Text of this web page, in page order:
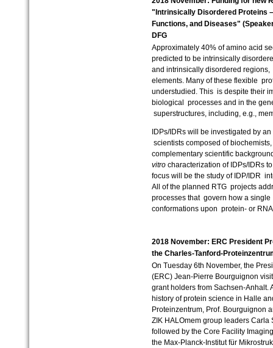
"Intrinsically Disordered Proteins
Functions, and Diseases"
DFG
Approximately 40% of amino acid
predicted to be intrinsically
and intrinsically disordered regions,
elements. Many of these flexible
understudied. This is despite their
biological processes and in the
superstructures, including, e.g.,
IDPs/IDRs will be investigated by
scientists composed of
complementary scientific
vitrocharacterization of IDPs/IDRs
focus will be the study of IDP/IDR
All of the planned RTG projects
processes that govern how a single
conformations upon protein- or
2018 November: ERC President
the Charles-Tanford-
On Tuesday 6th November, the
(ERC) Jean-Pierre Bourguignon
grant holders from Sachsen-Anhalt.
history of protein science in Halle
Proteinzentrum, Prof. Bourguignon
ZIK HALOmem group leaders Carla
followed by the Core Facility
the Max-Planck-Institut für